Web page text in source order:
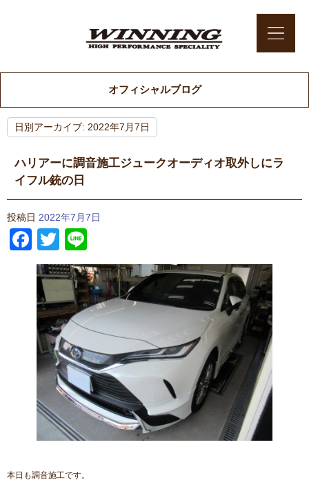
オフィシャルブログ
日別アーカイブ: 2022年7月7日
ハリアーに調音施工ジュークオーディオ取外しにラ
イフル銃の日
投稿日 2022年7月7日
Facebook
Twitter
本日も調音施工です。